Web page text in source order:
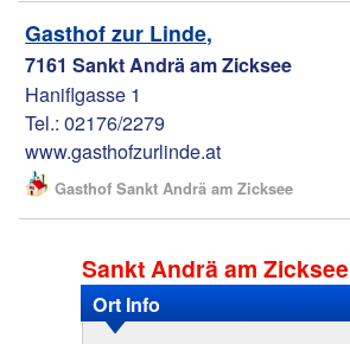
Gasthof zur Linde,
7161 Sankt Andrä am Zicksee
Haniflgasse 1
Tel.: 02176/2279
www.gasthofzurlinde.at
Gasthof Sankt Andrä am Zicksee
Sankt Andrä am Zicksee
Ort Info